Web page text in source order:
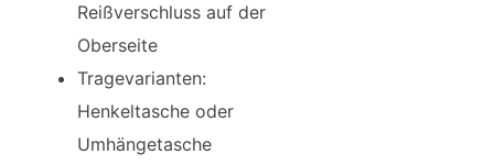
Reißverschluss auf der
Oberseite
Tragevarianten:
Henkeltasche oder
Umhängetasche